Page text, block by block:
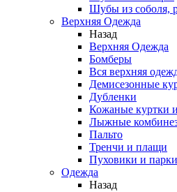
Шубы из соболя,
Верхняя Одежда
Назад
Верхняя Одежда
Бомберы
Вся верхняя
Демисезонные
Дубленки
Кожаные куртки
Лыжные
Пальто
Тренчи и плащи
Пуховики и парки
Одежда
Назад